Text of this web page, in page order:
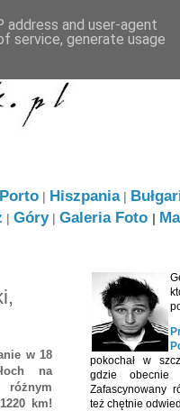
Porto| Hiszpania|
| Góry| Galeria Foto |
w 18
na
różnym
km!
pokochał w
gdzie obecnie
Zafascynowany
też chętnie
and user-agent
service, generate usage